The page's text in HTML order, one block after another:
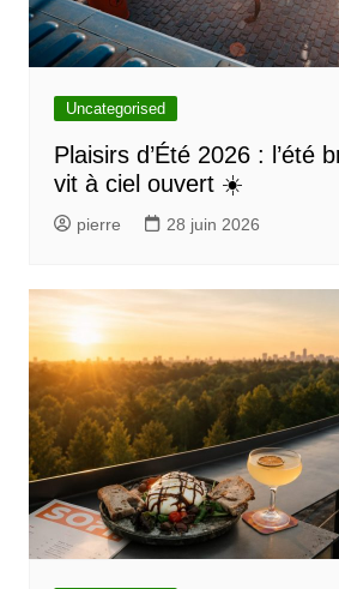
d
e
i
c
l
e
Uncategorised
Plaisirs d’Été 2026 : l’été
vit à ciel ouvert ☀️
pierre 28 juin 2026